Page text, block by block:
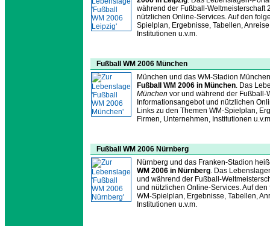
während der Fußball-Weltmeisterschaft
nützlichen Online-Services. Auf den
Spielplan, Ergebnisse, Tabellen,
Institutionen u.v.m.
Fußball WM 2006 München
München und das WM-Stadion
Fußball WM 2006 in München. Das
München vor und während der Fußball-
Informationsangebot und nützlichen
Links zu den Themen WM-Spielplan,
Firmen, Unternehmen, Institutionen
Fußball WM 2006 Nürnberg
Nürnberg und das Franken-Stadion
WM 2006 in Nürnberg. Das
und während der Fußball-
und nützlichen Online-Services. Auf
WM-Spielplan, Ergebnisse, Tabellen,
Institutionen u.v.m.